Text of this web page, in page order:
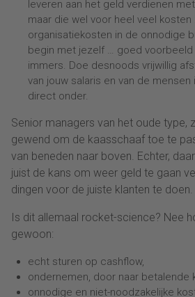
leveren aan het geld verdienen
maar die wel voor heel veel
organisatiekosten in de onnodige
begin met jezelf … goed
immers. Doe desnoods vrijwillig
van jouw salaris en van de
direct onder.
Senior managers van het oude type,
gewend om de kaasschaaf toe te
van beneden naar boven. Echter,
juist de kans om weer geld te gaan
dingen voor de juiste klanten te doen.
Is dit allemaal rocket-science? Nee
gewoon:
echt sturen op cashflow,
ondernemen, door naar betalende
onnodige en niet-noodzakelijke